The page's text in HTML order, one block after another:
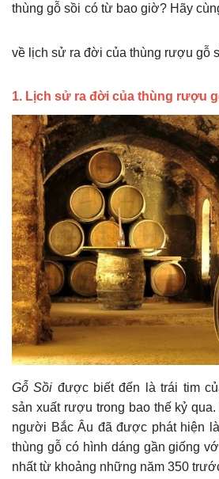
thùng gỗ sồi có từ bao giờ? Hãy
về lịch sử ra đời của thùng rượu gỗ
1. Lịch sử ra đời của thùng rượu
Gỗ Sồi được biết đến là trái tim
sản xuất rượu trong bao thế kỷ
người Bắc Âu đã được phát hiện
thùng gỗ có hình dáng gần giống
nhất từ khoảng những năm 350